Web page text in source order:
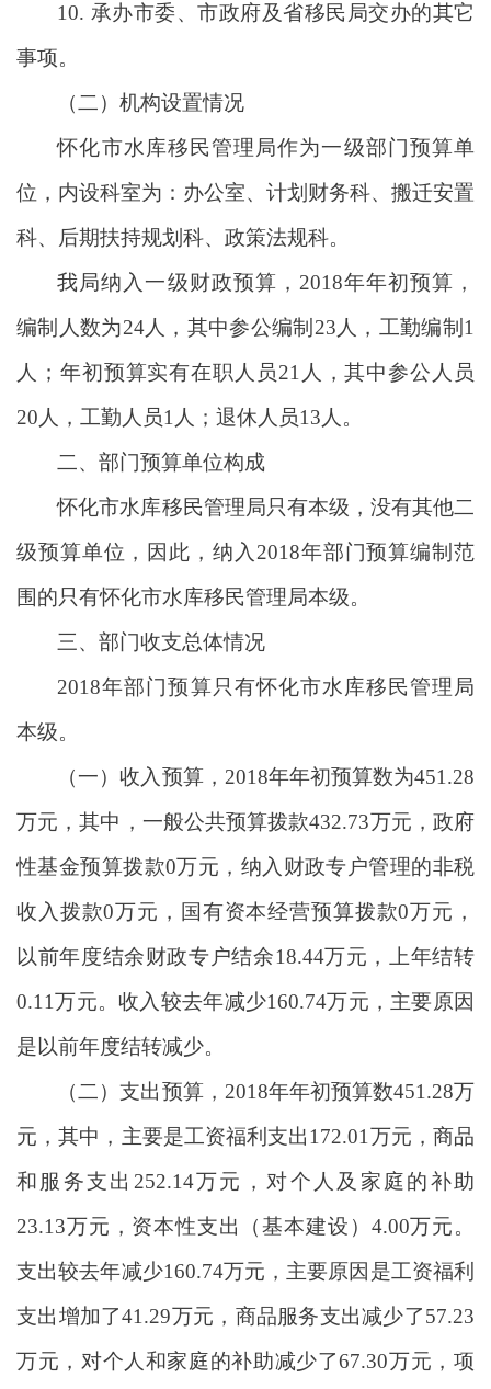
10. 承办市委、市政府及省移民局交办的其它
事项。
（二）机构设置情况
怀化市水库移民管理局作为一级部门预算单
位，内设科室为：办公室、计划财务科、搬迁安置
科、后期扶持规划科、政策法规科。
我局纳入一级财政预算，2018年年初预算，
编制人数为24人，其中参公编制23人，工勤编制1
人；年初预算实有在职人员21人，其中参公人员
20人，工勤人员1人；退休人员13人。
二、部门预算单位构成
怀化市水库移民管理局只有本级，没有其他二
级预算单位，因此，纳入2018年部门预算编制范
围的只有怀化市水库移民管理局本级。
三、部门收支总体情况
2018年部门预算只有怀化市水库移民管理局
本级。
（一）收入预算，2018年年初预算数为451.28
万元，其中，一般公共预算拨款432.73万元，政府
性基金预算拨款0万元，纳入财政专户管理的非税
收入拨款0万元，国有资本经营预算拨款0万元，
以前年度结余财政专户结余18.44万元，上年结转
0.11万元。收入较去年减少160.74万元，主要原因
是以前年度结转减少。
（二）支出预算，2018年年初预算数451.28万
元，其中，主要是工资福利支出172.01万元，商品
和服务支出252.14万元，对个人及家庭的补助
23.13万元，资本性支出（基本建设）4.00万元。
支出较去年减少160.74万元，主要原因是工资福利
支出增加了41.29万元，商品服务支出减少了57.23
万元，对个人和家庭的补助减少了67.30万元，项